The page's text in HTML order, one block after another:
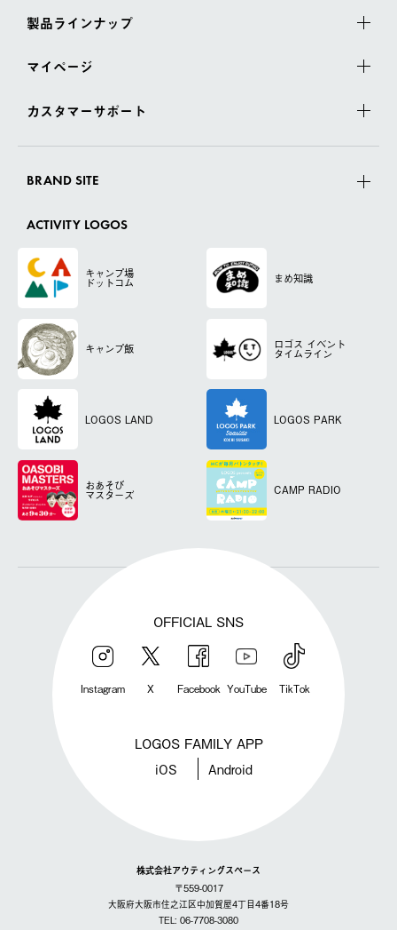
製品ラインナップ
マイページ
カスタマーサポート
BRAND SITE
ACTIVITY LOGOS
キャンプ場
ドットコム まめ知識
キャンプ飯 ロゴス イベント
タイムライン
LOGOS LAND LOGOS PARK
おあそび
マスターズ CAMP RADIO
OFFICIAL SNS
Instagram X Facebook YouTube TikTok
LOGOS FAMILY APP
iOS Android
株式会社アウティングスペース
〒559-0017
大阪府大阪市住之江区中加賀屋4丁目4番18号
TEL: 06-7708-3080